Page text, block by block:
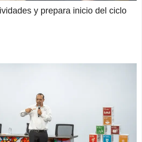
y prepara inicio del ciclo